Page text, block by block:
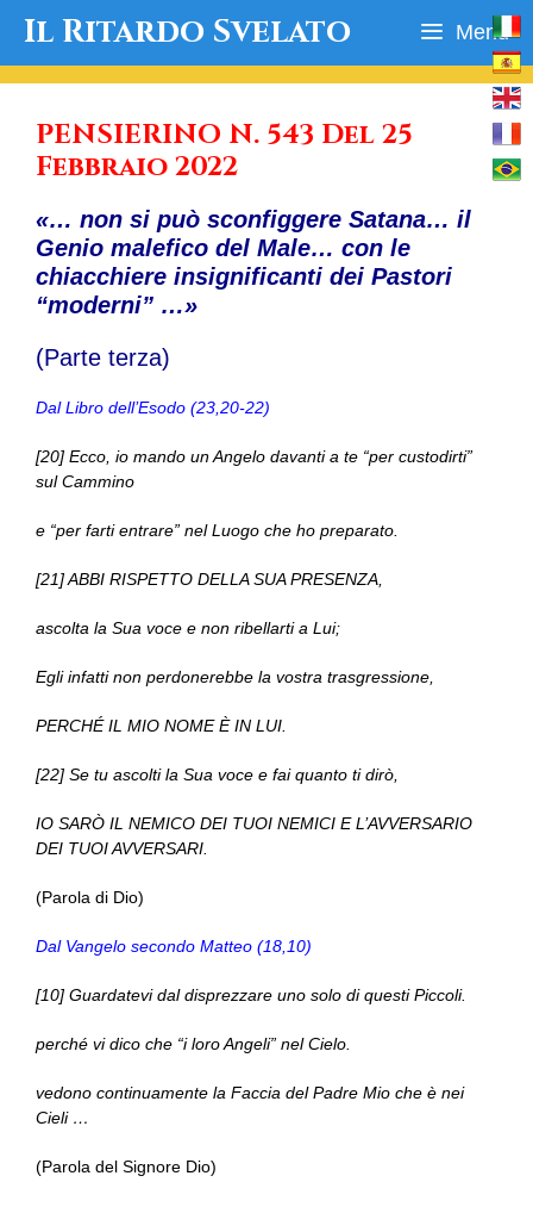
Il Ritardo Svelato Menu
PENSIERINO N. 543 Del 25
Febbraio 2022
«… non si può sconfiggere Satana… il
Genio malefico del Male… con le
chiacchiere insignificanti dei Pastori
“moderni” …»
(Parte terza)
Dal Libro dell’Esodo (23,20-22)
[20] Ecco, io mando un Angelo davanti a te “per custodirti”
sul Cammino
e “per farti entrare” nel Luogo che ho preparato.
[21] ABBI RISPETTO DELLA SUA PRESENZA,
ascolta la Sua voce e non ribellarti a Lui;
Egli infatti non perdonerebbe la vostra trasgressione,
PERCHÉ IL MIO NOME È IN LUI.
[22] Se tu ascolti la Sua voce e fai quanto ti dirò,
IO SARÒ IL NEMICO DEI TUOI NEMICI E L’AVVERSARIO
DEI TUOI AVVERSARI.
(Parola di Dio)
Dal Vangelo secondo Matteo (18,10)
[10] Guardatevi dal disprezzare uno solo di questi Piccoli.
perché vi dico che “i loro Angeli” nel Cielo.
vedono continuamente la Faccia del Padre Mio che è nei
Cieli …
(Parola del Signore Dio)